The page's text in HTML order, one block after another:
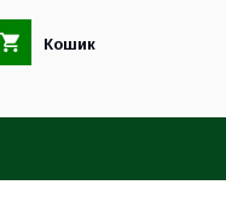
Кошик